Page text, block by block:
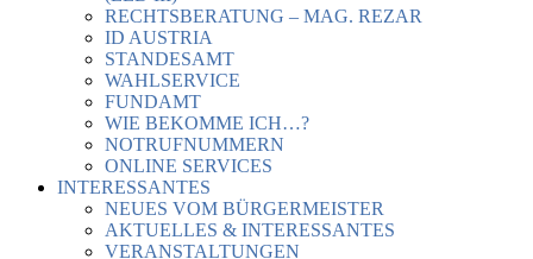
RECHTSBERATUNG – MAG. REZAR
ID AUSTRIA
STANDESAMT
WAHLSERVICE
FUNDAMT
WIE BEKOMME ICH…?
NOTRUFNUMMERN
ONLINE SERVICES
INTERESSANTES
NEUES VOM BÜRGERMEISTER
AKTUELLES & INTERESSANTES
VERANSTALTUNGEN